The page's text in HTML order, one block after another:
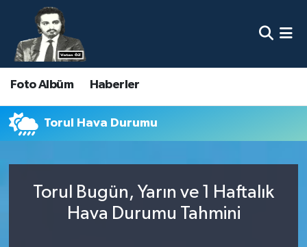
Foto Albüm Haberler
Torul Hava Durumu
Torul Bugün, Yarın ve 1 Haftalık
Hava Durumu Tahmini
Nöbetçi Eczaneler
Hava Durumu
Namaz Vakitleri
Süper Lig Puan Durumu ve Fikstür